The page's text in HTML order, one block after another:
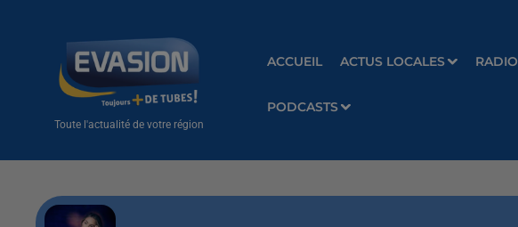
Toute l'actualité de votre région
ACCUEIL ACTUS LOCALES RADIO
PODCASTS